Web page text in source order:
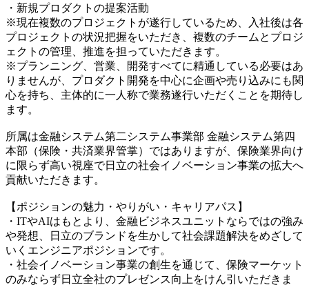
・新規プロダクトの提案活動
※現在複数のプロジェクトが遂行しているため、入社後は各
プロジェクトの状況把握をいただき、複数のチームとプロジ
ェクトの管理、推進を担っていただきます。
※プランニング、営業、開発すべてに精通している必要はあ
りませんが、プロダクト開発を中心に企画や売り込みにも関
心を持ち、主体的に一人称で業務遂行いただくことを期待し
ます。
所属は金融システム第二システム事業部 金融システム第四
本部（保険・共済業界管掌）ではありますが、保険業界向け
に限らず高い視座で日立の社会イノベーション事業の拡大へ
貢献いただきます。
【ポジションの魅力・やりがい・キャリアパス】
・ITやAIはもとより、金融ビジネスユニットならではの強み
や発想、日立のブランドを生かして社会課題解決をめざして
いくエンジニアポジションです。
・社会イノベーション事業の創生を通じて、保険マーケット
のみならず日立全社のプレゼンス向上をけん引いただきま